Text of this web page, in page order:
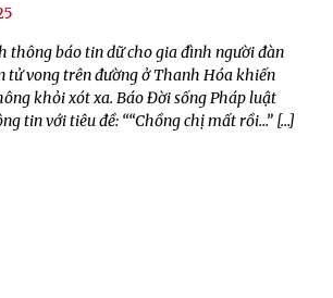
thông báo tin dữ cho gia đình người đàn
tử vong trên đường ở Thanh Hóa khiến
khỏi xót xa. Báo Đời sống Pháp luật
tin với tiêu đề: ““Chồng chị mất rồi…” […]